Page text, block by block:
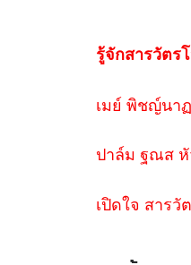
รู้จักสารวัตร
เมย์ พิชญ์นา
ปาล์ม ฐณส
เปิดใจ สาร